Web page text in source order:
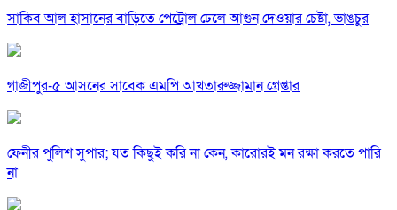
সাকিব আল হাসানের বাড়িতে পেট্রোল ঢেলে আগুন দেওয়ার চেষ্টা, ভাঙচুর
গাজীপুর-৫ আসনের সাবেক এমপি আখতারুজ্জামান গ্রেপ্তার
ফেনীর পুলিশ সুপার; যত কিছুই করি না কেন, কারোরই মন রক্ষা করতে পারি
না